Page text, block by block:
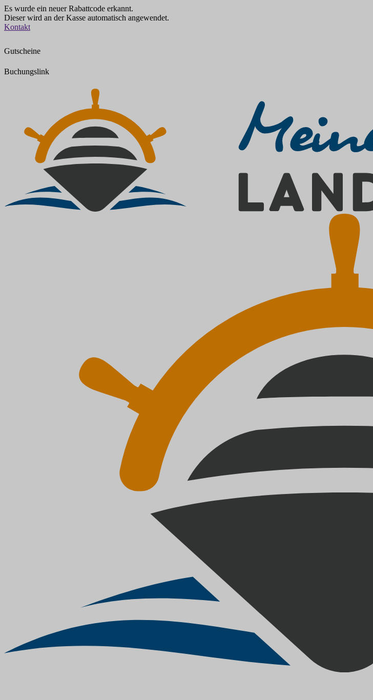
Es wurde ein neuer Rabattcode erkannt.
Dieser wird an der Kasse automatisch angewendet.
Zum
Kontakt
Gutscheine
Buchungslink